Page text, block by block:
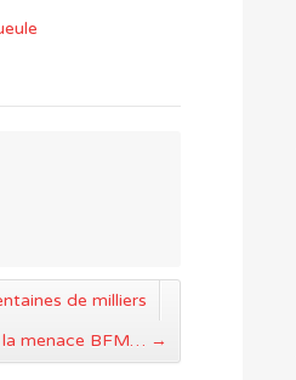
de milliers
la menace BFM… →